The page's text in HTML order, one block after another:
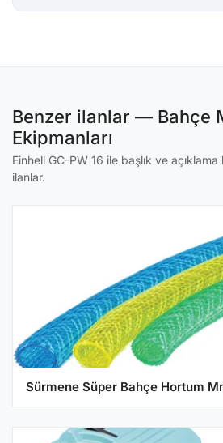
Benzer ilanlar — Bahçe
Ekipmanları
Einhell GC-PW 16 ile başlık ve
ilanlar.
Sürmene Süper Bahçe Hortum